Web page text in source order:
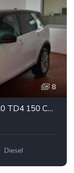
8
LAND ROVER Discovery Sport 2.0 TD4 150 CV SE
Diesel